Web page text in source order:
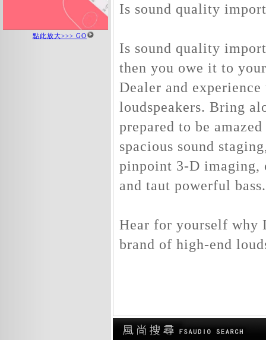
點此放大>>> GO
Is sound quality
Is sound quality
then you owe it to
Dealer and
loudspeakers. Bring
prepared to be
spacious sound
pinpoint 3-D imaging,
and taut powerful bass.
Hear for yourself why
brand of high-end